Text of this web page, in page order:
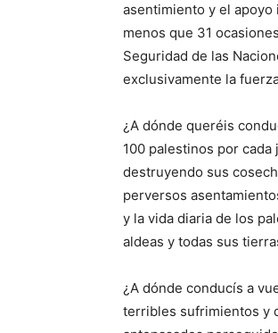
asentimiento y el apoyo
menos que 31
Seguridad de las
exclusivamente la
¿A dónde queréis
100 palestinos por
destruyendo sus
perversos
y la vida diaria de los
aldeas y todas sus
¿A dónde conducís a
terribles sufrimientos y